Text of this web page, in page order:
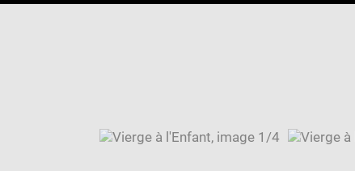
window
SKIP IMAGE CAROUSEL